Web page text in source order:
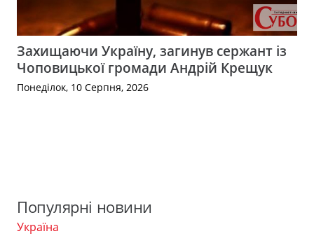
Захищаючи Україну, загинув сержант із
Чоповицької громади Андрій Крещук
Понеділок, 10 Серпня, 2026
Популярні новини
Україна